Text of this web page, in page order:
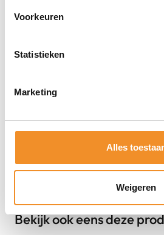
Voorkeuren
Statistieken
Marketing
Alles
Weigeren
Bekijk ook eens deze